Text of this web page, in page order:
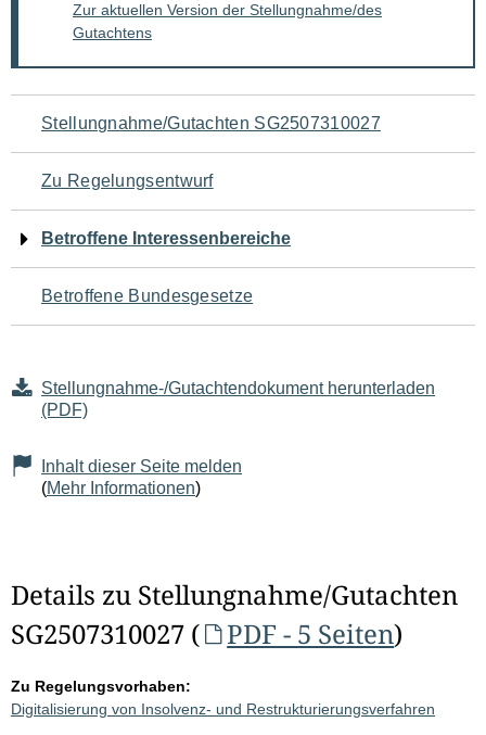
Zur aktuellen Version der Stellungnahme/des
Gutachtens
Navigation
für
den
Seiteninhalt
Stellungnahme/Gutachten SG2507310027
Zu Regelungsentwurf
Betroffene Interessenbereiche
Betroffene Bundesgesetze
Stellungnahme-/Gutachtendokument herunterladen
(PDF)
Inhalt dieser Seite melden
(Mehr Informationen)
Details zu Stellungnahme/Gutachten
SG2507310027 (
PDF - 5 Seiten)
Zu Regelungsvorhaben:
Digitalisierung von Insolvenz- und Restrukturierungsverfahren